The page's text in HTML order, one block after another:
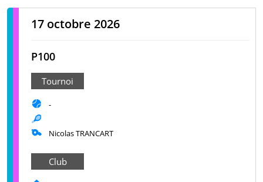
17 octobre 2026
P100
Tournoi
-
Nicolas TRANCART
Club